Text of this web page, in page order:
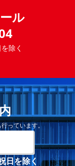
ル
除く
っています。
日を除く